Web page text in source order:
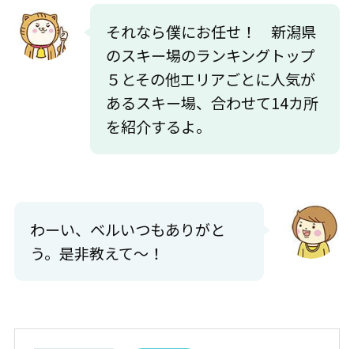
それなら僕にお任せ！ 新潟県
のスキー場のランキングトップ
５とその他エリアごとに人気が
あるスキー場、合わせて14カ所
を紹介するよ。
わーい、ベルいつもありがと
う。是非教えて～！